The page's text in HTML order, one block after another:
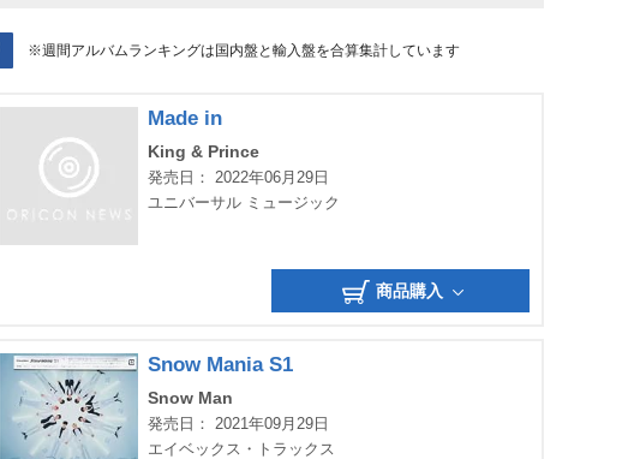
※週間アルバムランキングは国内盤と輸入盤を合算集計しています
Made in
King & Prince
発売日： 2022年06月29日
ユニバーサル ミュージック
商品購入
Snow Mania S1
Snow Man
発売日： 2021年09月29日
エイベックス・トラックス